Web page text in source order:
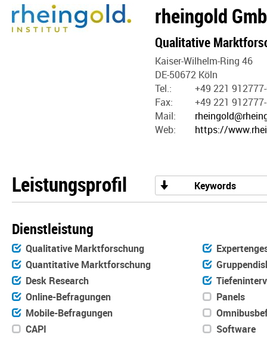
rheingold
Qualitative
Kaiser-Wilhelm-Ring 46
DE-50672 Köln
Tel.:
+49 221
Fax:
+49 221
Mail:
Web:
https://
Leistungsprofil Keywords
Dienstleistung
Qualitative Marktforschung
Quantitative Marktforschung
Desk Research
Online-Befragungen
Mobile-Befragungen
CAPI
Panels
Software